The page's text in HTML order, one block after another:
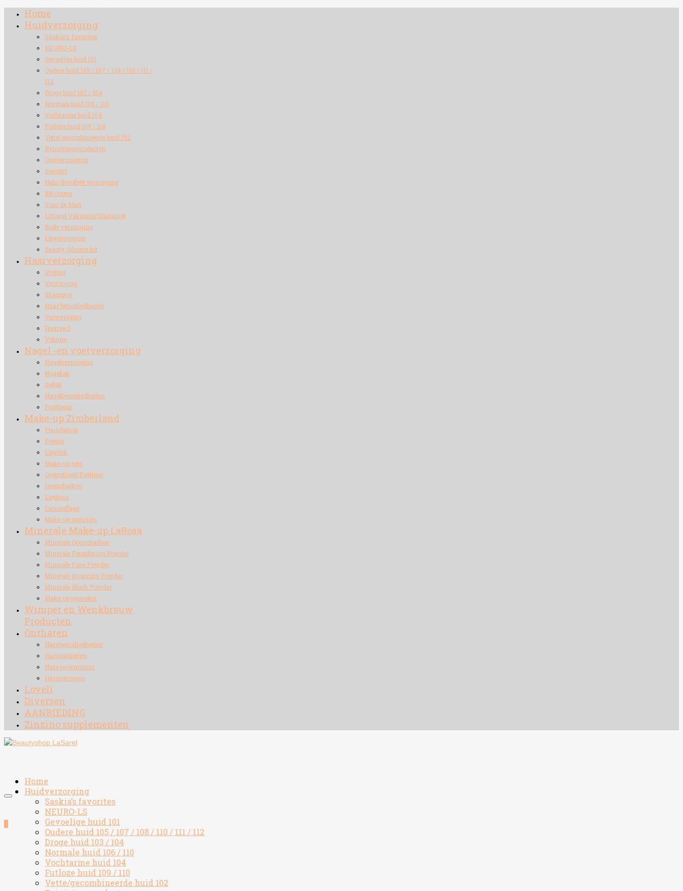
Home
Huidverzorging
Saskia’s favorites
NEURO-LS
Gevoelige huid 101
Oudere huid 105 / 107 / 108 / 110 / 111 /
112
Droge huid 103 / 104
Normale huid 106 / 110
Vochtarme huid 104
Futloze huid 109 / 110
Vette/gecombineerde huid 102
Reinigingsproducten
Oogverzorging
Serums
Hals/decolleté verzorging
BB creme
Voor de Man
LaSarel Vakantie/Starterset
Body verzorging
Lipverzorging
Beauty @home kit
Haarverzorging
Styling
Verzorging
Shampoo
Haar benodigdheden
Versteviging
Haarverf
Volume
Nagel -en voetverzorging
Nagelverzorging
Nagellak
Gellak
Nagelbenodigdheden
Footlogix
Make-up Zimberland
Foundation
Poeder
Lipstick
Make-up sets
Oogpotlood/Eyeliner
Oogschaduw
Lipgloss
Camouflage
Make-up sponsjes
Minerale Make-up LaRosa
Minerale Oogschaduw
Minerale Foundation Powder
Minerale Face Powder
Minerale Bronzing Powder
Minerale Blush Powder
Make-up penselen
Wimper en Wenkbrauw
Producten
Ontharen
Harsbenodigdheden
Harspakketten
Harsverwarmers
Harspatronen
Loveli
Diversen
AANBIEDING
Zinzino supplementen
Home
Huidverzorging
Saskia’s favorites
NEURO-LS
Gevoelige huid 101
Oudere huid 105 / 107 / 108 / 110 / 111 / 112
Droge huid 103 / 104
Normale huid 106 / 110
Vochtarme huid 104
Futloze huid 109 / 110
Vette/gecombineerde huid 102